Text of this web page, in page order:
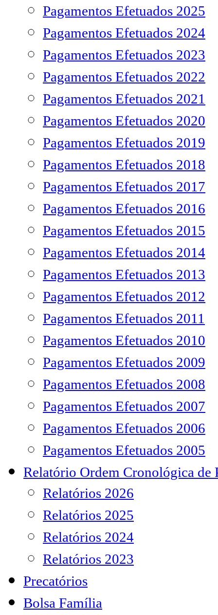
Pagamentos Efetuados 2025
Pagamentos Efetuados 2024
Pagamentos Efetuados 2023
Pagamentos Efetuados 2022
Pagamentos Efetuados 2021
Pagamentos Efetuados 2020
Pagamentos Efetuados 2019
Pagamentos Efetuados 2018
Pagamentos Efetuados 2017
Pagamentos Efetuados 2016
Pagamentos Efetuados 2015
Pagamentos Efetuados 2014
Pagamentos Efetuados 2013
Pagamentos Efetuados 2012
Pagamentos Efetuados 2011
Pagamentos Efetuados 2010
Pagamentos Efetuados 2009
Pagamentos Efetuados 2008
Pagamentos Efetuados 2007
Pagamentos Efetuados 2006
Pagamentos Efetuados 2005
Relatório Ordem Cronológica de
Relatórios 2026
Relatórios 2025
Relatórios 2024
Relatórios 2023
Precatórios
Bolsa Família